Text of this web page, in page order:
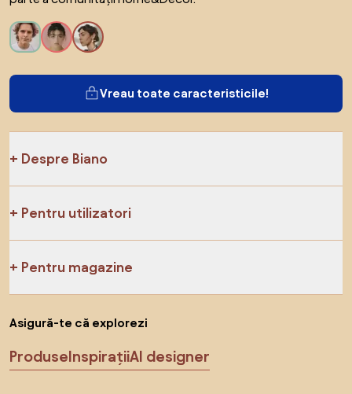
Vreau toate caracteristicile!
Despre Biano
Pentru utilizatori
Pentru magazine
Asigură-te că explorezi
ProduseInspirațiiAI designer